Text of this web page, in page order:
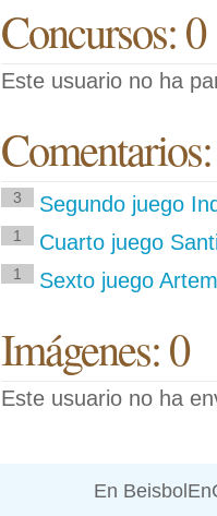
Concursos: 0
Este usuario no ha
3 Segundo juego
1 Cuarto juego
1 Sexto juego
Imágenes: 0
Este usuario no ha
En